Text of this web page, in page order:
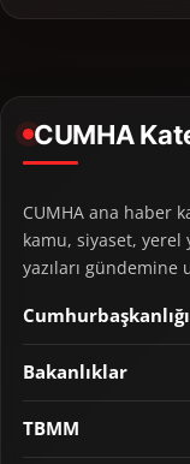
CUMHA
CUMHA ana haber
kamu, siyaset,
yazıları gündemine
Cumhurbaşkanlığı
Bakanlıklar
TBMM